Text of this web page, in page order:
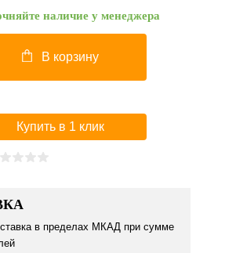
наличие у менеджера
В корзину
Купить в 1 клик
в пределах МКАД при сумме